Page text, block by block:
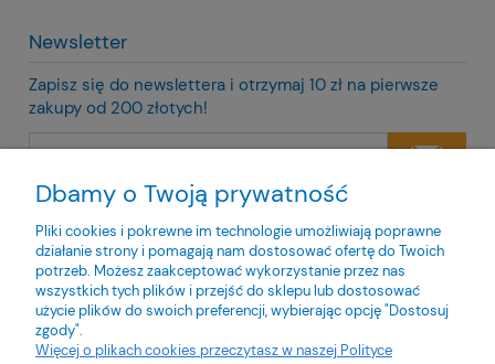
Newsletter
Zapisz się do newslettera i otrzymaj 10 zł na pierwsze
zakupy od 200 złotych!
Twoje dane będą przetwarzane zgodnie z nasząpolityką
prywatności
Dbamy o Twoją prywatność
Pliki cookies i pokrewne im technologie umożliwiają poprawne
działanie strony i pomagają nam dostosować ofertę do Twoich
potrzeb. Możesz zaakceptować wykorzystanie przez nas
wszystkich tych plików i przejść do sklepu lub dostosować
użycie plików do swoich preferencji, wybierając opcję "Dostosuj
zgody".
Więcej o plikach cookies przeczytasz w naszej Polityce